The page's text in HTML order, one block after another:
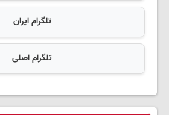
تلگرام ایران
تلگرام اصلی